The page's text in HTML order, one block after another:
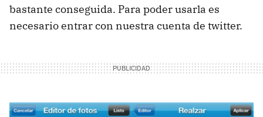
bastante conseguida. Para poder usarla es
necesario entrar con nuestra cuenta de twitter.